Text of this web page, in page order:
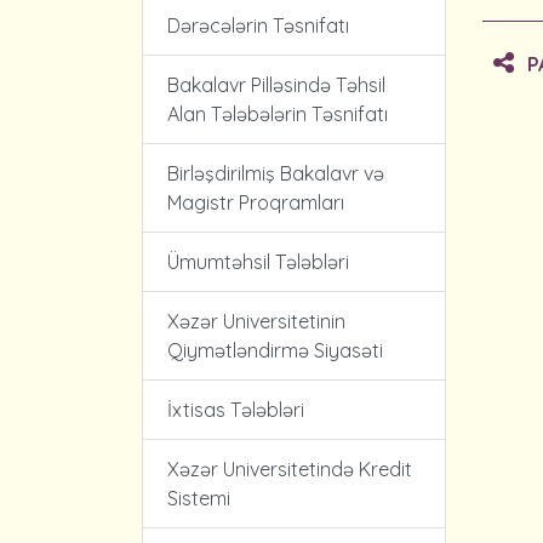
Dərəcələrin Təsnifatı
Bakalavr Pilləsində Təhsil
Alan Tələbələrin Təsnifatı
Birləşdirilmiş Bakalavr və
Magistr Proqramları
Ümumtəhsil Tələbləri
Xəzər Universitetinin
Qiymətləndirmə Siyasəti
İxtisas Tələbləri
Xəzər Universitetində Kredit
Sistemi